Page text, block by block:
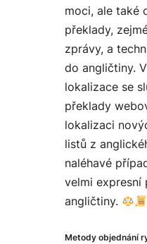
moci, ale také
překlady,
zprávy, a
do angličtiny.
lokalizace se
překlady
lokalizaci
listů z
naléhavé
velmi expresní
angličtiny.
Metody objednání